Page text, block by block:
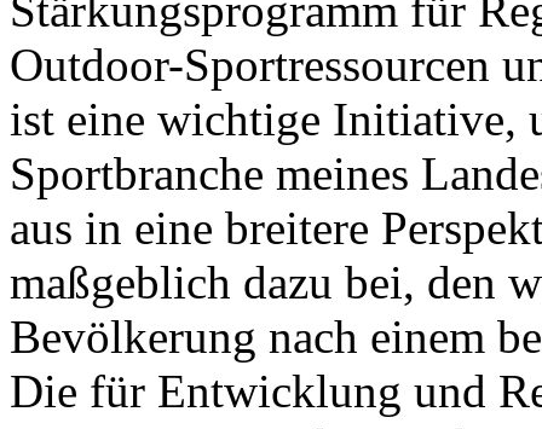
Outdoor-Sportressourcen
ist eine wichtige Initiative,
Sportbranche meines
aus in eine breitere
maßgeblich dazu bei, den
Bevölkerung nach einem
Die für Entwicklung und